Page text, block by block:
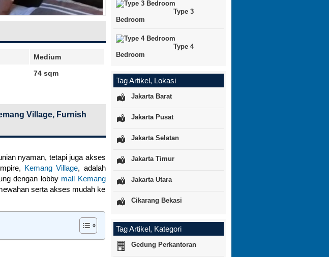
Medium
74 sqm
Village, Furnish
nyaman, tetapi juga akses
Kemang Village, adalah
dengan lobby mall Kemang
serta akses mudah ke
Type 3
Bedroom
Type 4
Bedroom
Tag Artikel, Lokasi
Jakarta Barat
Jakarta Pusat
Jakarta Selatan
Jakarta Timur
Jakarta Utara
Cikarang Bekasi
Tag Artikel, Kategori
Gedung Perkantoran